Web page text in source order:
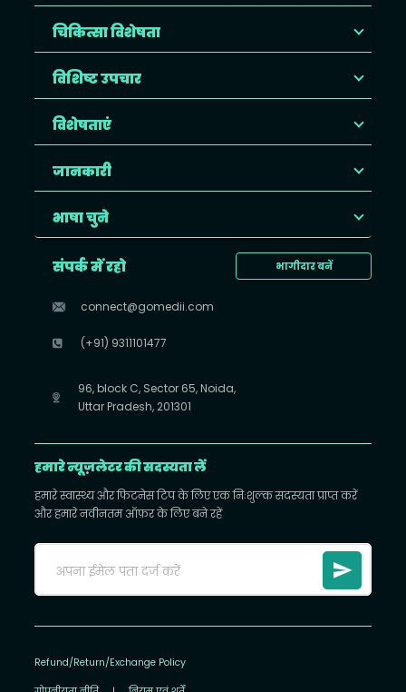
चिकित्सा विशेषता
विशिष्ट उपचार
विशेषताएं
जानकारी
भाषा चुने
भागीदार बनें
संपर्क में रहो
connect@gomedii.com
(+91) 9311101477
96, block C, Sector 65, Noida,
Uttar Pradesh, 201301
हमारे न्यूज़लेटर की सदस्यता लें
हमारे स्वास्थ्य और फिटनेस टिप के लिए एक निःशुल्क सदस्यता प्राप्त करें
और हमारे नवीनतम ऑफ़र के लिए बने रहें
Refund/Return/Exchange Policy